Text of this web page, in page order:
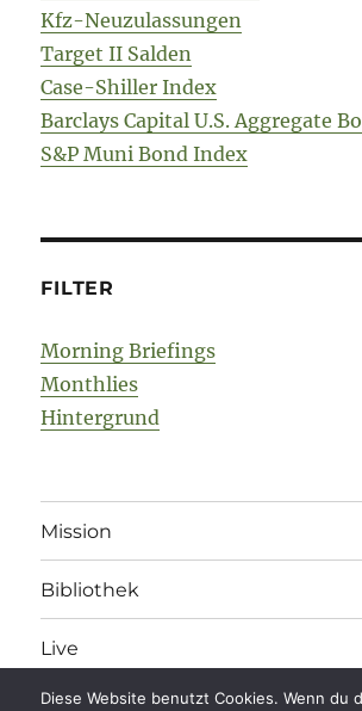
Kfz-Neuzulassungen
Target II Salden
Case-Shiller Index
Barclays Capital U.S. Aggregate
S&P Muni Bond Index
FILTER
Morning Briefings
Monthlies
Hintergrund
Mission
Bibliothek
Live
Diese Website benutzt Cookies. Wenn du